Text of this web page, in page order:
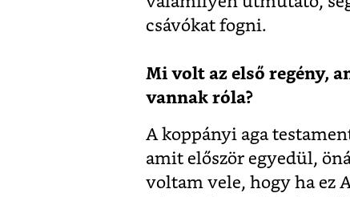
csávókat fogni.
Mi volt az első regény,
vannak róla?
A koppányi aga
amit először egyedül,
voltam vele, hogy ha ez